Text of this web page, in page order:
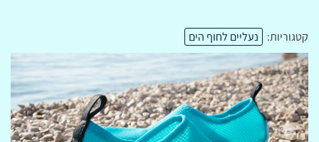
קטגוריות: נעליים לחוף הים